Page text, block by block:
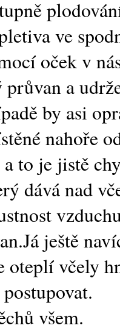
ve
oček v
a
by asi
nahoře
to je jistě
dává nad
ještě
oteplí včely
všem.